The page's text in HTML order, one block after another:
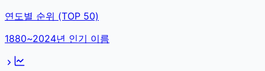
연도별 순위 (TOP 50)
1880~2024년 인기 이름